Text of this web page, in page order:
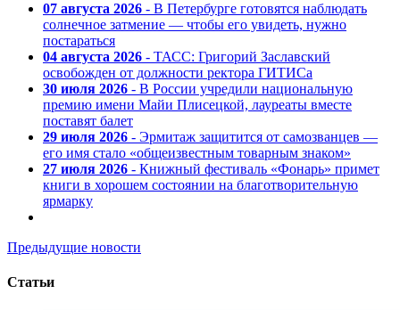
07 августа 2026 - В Петербурге готовятся наблюдать
солнечное затмение — чтобы его увидеть, нужно
постараться
04 августа 2026 - ТАСС: Григорий Заславский
освобожден от должности ректора ГИТИСа
30 июля 2026 - В России учредили национальную
премию имени Майи Плисецкой, лауреаты вместе
поставят балет
29 июля 2026 - Эрмитаж защитится от самозванцев —
его имя стало «общеизвестным товарным знаком»
27 июля 2026 - Книжный фестиваль «Фонарь» примет
книги в хорошем состоянии на благотворительную
ярмарку
Предыдущие новости
Статьи